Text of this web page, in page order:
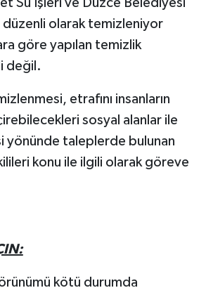
düzenli olarak temizleniyor
göre yapılan temizlik
değil.
etrafını insanların
sosyal alanlar ile
yönünde taleplerde bulunan
konu ile ilgili olarak göreve
kötü durumda